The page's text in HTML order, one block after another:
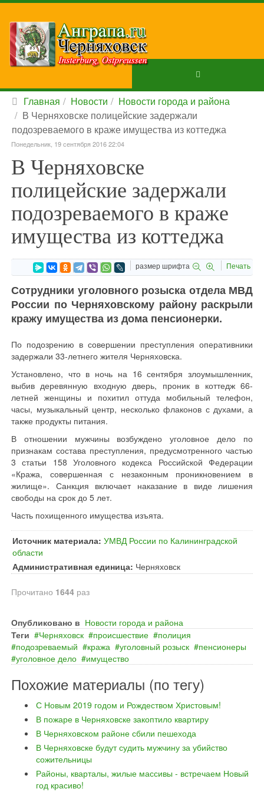
Главная Новости
Новости города и района
В Черняховске полицейские задержали
подозреваемого в краже имущества из коттеджа
Понедельник, 19 сентября 2016 22:04
В Черняховске
полицейские задержали
подозреваемого в краже
имущества из коттеджа
размер шрифта Печать
Сотрудники уголовного розыска отдела МВД
России по Черняховскому району раскрыли
кражу имущества из дома пенсионерки.
По подозрению в совершении преступления оперативники
задержали 33-летнего жителя Черняховска.
Установлено, что в ночь на 16 сентября злоумышленник,
выбив деревянную входную дверь, проник в коттедж 66-
летней женщины и похитил оттуда мобильный телефон,
часы, музыкальный центр, несколько флаконов с духами, а
также продукты питания.
В отношении мужчины возбуждено уголовное дело по
признакам состава преступления, предусмотренного частью
3 статьи 158 Уголовного кодекса Российской Федерации
«Кража, совершенная с незаконным проникновением в
жилище». Санкция включает наказание в виде лишения
свободы на срок до 5 лет.
Часть похищенного имущества изъята.
Источник материала: УМВД России по Калининградской
области
Административная единица: Черняховск
Прочитано 1644 раз
Опубликовано в Новости города и района
Теги
Черняховск происшествие
полиция
подозреваемый
кража уголовный розыск
пенсионеры
уголовное дело
имущество
Похожие материалы (по тегу)
С Новым 2019 годом и Рождеством Христовым!
В пожаре в Черняховске закоптило квартиру
В Черняховском районе сбили пешехода
В Черняховске будут судить мужчину за убийство
сожительницы
Районы, кварталы, жилые массивы - встречаем Новый
год красиво!